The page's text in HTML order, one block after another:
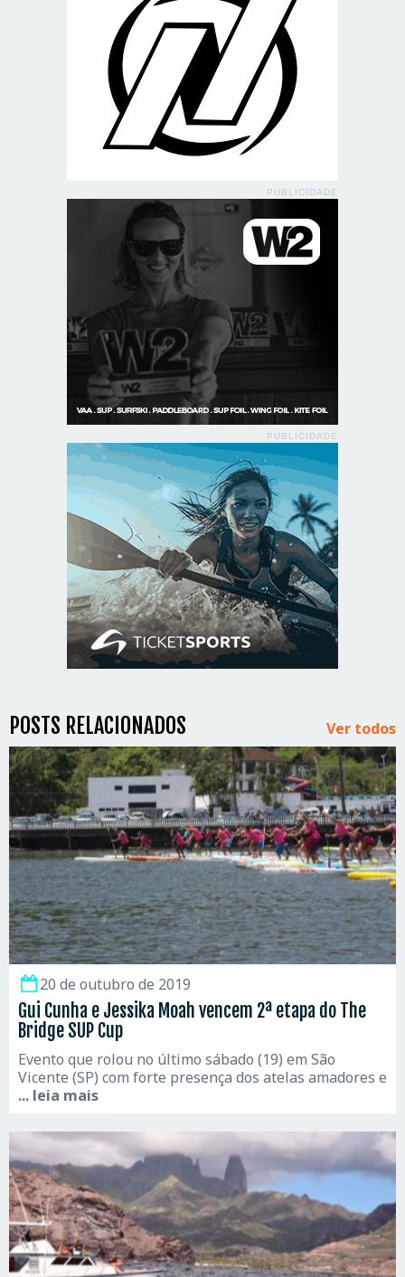
PUBLICIDADE
PUBLICIDADE
POSTS RELACIONADOS Ver todos
20 de outubro de 2019
Gui Cunha e Jessika Moah vencem 2ª etapa do The
Bridge SUP Cup
Evento que rolou no último sábado (19) em São
Vicente (SP) com forte presença dos atelas amadores e
... leia mais